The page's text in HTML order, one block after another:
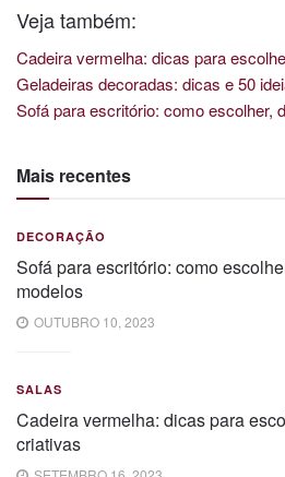
Veja também:
Cadeira vermelha: dicas para
Geladeiras decoradas: dicas e 50
Sofá para escritório: como escolher,
Mais recentes
DECORAÇÃO
Sofá para escritório: como
modelos
OUTUBRO 10, 2023
SALAS
Cadeira vermelha: dicas para
criativas